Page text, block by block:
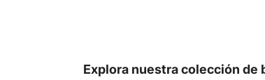
Explora nuestra colección de